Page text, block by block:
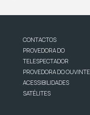
CONTACTOS
PROVEDORA DO
TELESPECTADOR
PROVEDORA DO OUVINTE
ACESSIBILIDADES
SATÉLITES